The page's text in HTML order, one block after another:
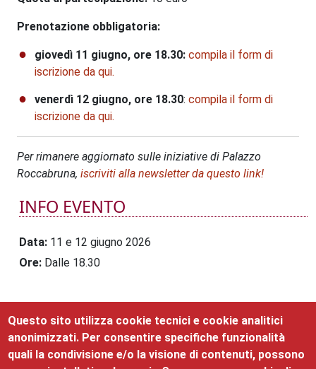
INFO EVENTO
Data 11 e 12 giugno 2026
Ore Dalle 18.30
EVENTI CORRELATI
Nessun evento presente nel mese.
Prenotazione obbligatoria:
giovedì 11 giugno, ore 18.30: compila il form di
iscrizione da qui.
venerdì 12 giugno, ore 18.30: compila il form di
iscrizione da qui.
Per rimanere aggiornato sulle iniziative di Palazzo
Roccabruna, iscriviti alla newsletter da questo link!
Questo sito utilizza cookie tecnici e cookie analitici
anonimizzati. Per consentire specifiche funzionalità
quali la condivisione e/o la visione di contenuti, possono